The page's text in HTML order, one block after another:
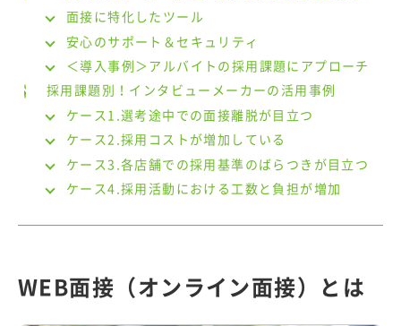
面接に特化したツール
安心のサポート＆セキュリティ
＜導入事例＞アルバイトの採用課題にアプローチ
採用課題別！インタビューメーカーの活用事例
ケース1.選考途中での面接離脱が目立つ
ケース2.採用コストが増加している
ケース3.各店舗での採用基準のばらつきが目立つ
ケース4.採用活動における工数と負担が増加
WEB面接（オンライン面接）とは